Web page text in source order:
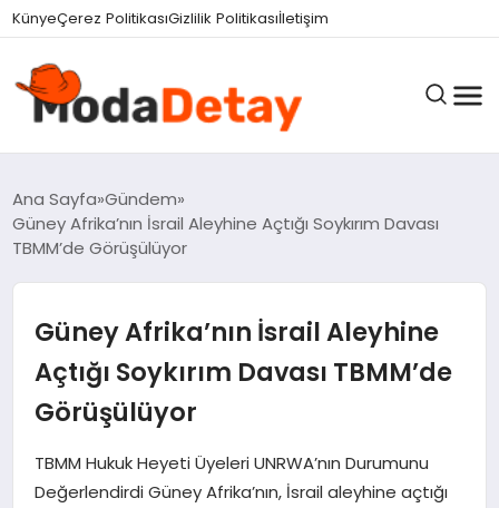
KünyeÇerez PolitikasıGizlilik Politikasıİletişim
GÜNDEM
DÜNYA
EĞITIM
Ana Sayfa Gündem
Güney Afrika’nın İsrail Aleyhine Açtığı Soykırım Davası
TBMM’de Görüşülüyor
Güney Afrika’nın İsrail Aleyhine
Açtığı Soykırım Davası TBMM’de
Görüşülüyor
TBMM Hukuk Heyeti Üyeleri UNRWA’nın Durumunu
Değerlendirdi Güney Afrika’nın, İsrail aleyhine açtığı